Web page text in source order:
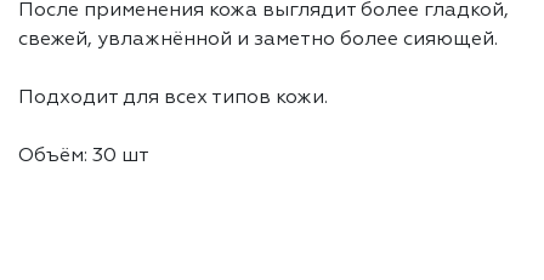
После применения кожа выглядит более гладкой,
свежей, увлажнённой и заметно более сияющей.
Подходит для всех типов кожи.
Объём: 30 шт